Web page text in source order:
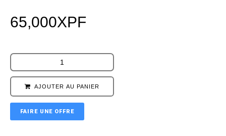
65,000XPF
AJOUTER AU PANIER
FAIRE UNE OFFRE